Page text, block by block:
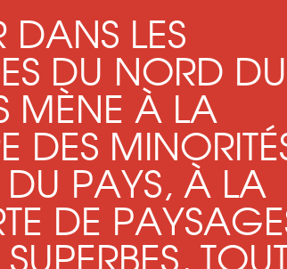
DANS LES
DU NORD DU
MÈNE À LA
DES
DU PAYS, À LA
DE